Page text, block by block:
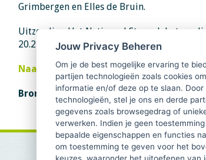
Grimbergen en Elles de Bruin.
Uitzending Het Nationaal Stressdebat op
20.25 uur.
Naar stress debat
Bron: Omroep Max
Jouw Privacy Beheren
Om je de best mogelijke ervaring te
partijen technologieën zoals cookies
informatie en/of deze op te slaan.
technologieën, stel je ons en derde
gegevens zoals browsegedrag of
verwerken. Indien je geen
bepaalde eigenschappen en functies
om toestemming te geven voor het